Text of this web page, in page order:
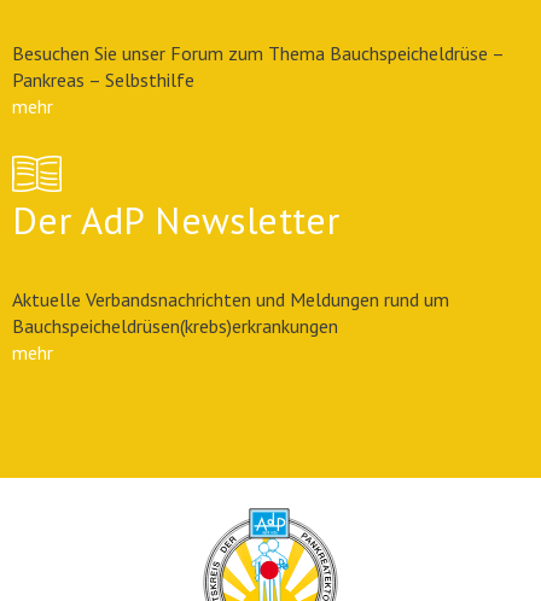
Besuchen Sie unser Forum zum Thema Bauchspeicheldrüse –
Pankreas – Selbsthilfe
mehr
Der AdP Newsletter
Aktuelle Verbandsnachrichten und Meldungen rund um
Bauchspeicheldrüsen(krebs)erkrankungen
mehr